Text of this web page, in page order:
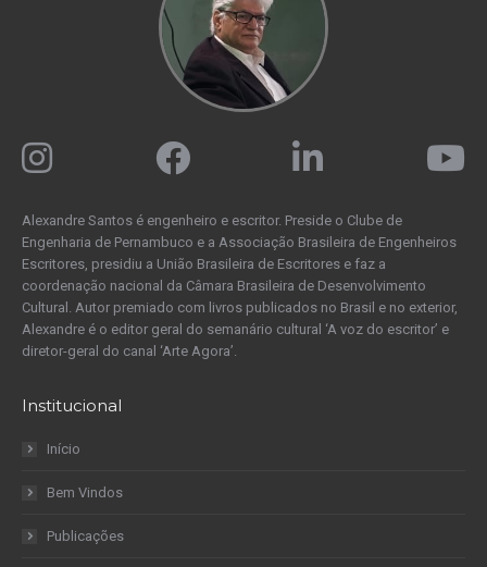
Alexandre Santos é engenheiro e escritor. Preside o Clube de
Engenharia de Pernambuco e a Associação Brasileira de Engenheiros
Escritores, presidiu a União Brasileira de Escritores e faz a
coordenação nacional da Câmara Brasileira de Desenvolvimento
Cultural. Autor premiado com livros publicados no Brasil e no exterior,
Alexandre é o editor geral do semanário cultural ‘A voz do escritor’ e
diretor-geral do canal ‘Arte Agora’.
Institucional
Início
Bem Vindos
Publicações